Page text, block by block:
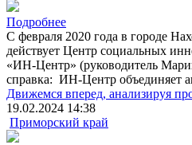
Подробнее
С февраля 2020 года в городе
действует Центр социальных
«ИН-Центр» (руководитель
справка: ИН-Центр объединяет
Движемся вперед, анализируя
19.02.2024 14:38
Приморский край